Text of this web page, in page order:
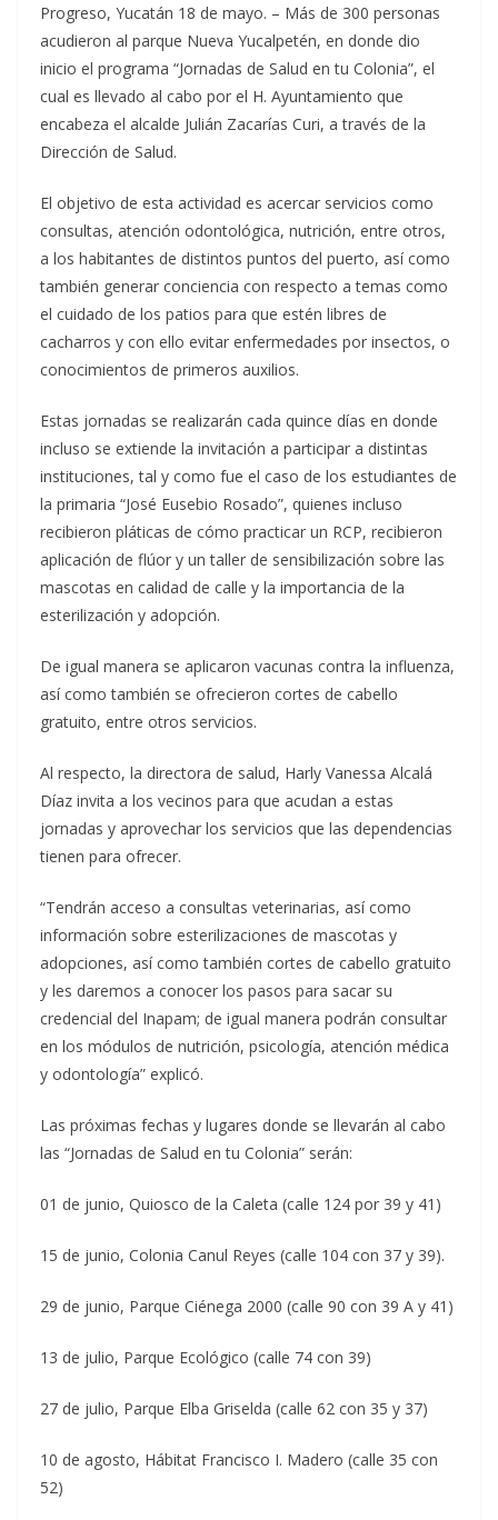
Progreso, Yucatán 18 de mayo. – Más de 300 personas
acudieron al parque Nueva Yucalpetén, en donde dio
inicio el programa “Jornadas de Salud en tu Colonia”, el
cual es llevado al cabo por el H. Ayuntamiento que
encabeza el alcalde Julián Zacarías Curi, a través de la
Dirección de Salud.
El objetivo de esta actividad es acercar servicios como
consultas, atención odontológica, nutrición, entre otros,
a los habitantes de distintos puntos del puerto, así como
también generar conciencia con respecto a temas como
el cuidado de los patios para que estén libres de
cacharros y con ello evitar enfermedades por insectos, o
conocimientos de primeros auxilios.
Estas jornadas se realizarán cada quince días en donde
incluso se extiende la invitación a participar a distintas
instituciones, tal y como fue el caso de los estudiantes de
la primaria “José Eusebio Rosado”, quienes incluso
recibieron pláticas de cómo practicar un RCP, recibieron
aplicación de flúor y un taller de sensibilización sobre las
mascotas en calidad de calle y la importancia de la
esterilización y adopción.
De igual manera se aplicaron vacunas contra la influenza,
así como también se ofrecieron cortes de cabello
gratuito, entre otros servicios.
Al respecto, la directora de salud, Harly Vanessa Alcalá
Díaz invita a los vecinos para que acudan a estas
jornadas y aprovechar los servicios que las dependencias
tienen para ofrecer.
“Tendrán acceso a consultas veterinarias, así como
información sobre esterilizaciones de mascotas y
adopciones, así como también cortes de cabello gratuito
y les daremos a conocer los pasos para sacar su
credencial del Inapam; de igual manera podrán consultar
en los módulos de nutrición, psicología, atención médica
y odontología” explicó.
Las próximas fechas y lugares donde se llevarán al cabo
las “Jornadas de Salud en tu Colonia” serán:
01 de junio, Quiosco de la Caleta (calle 124 por 39 y 41)
15 de junio, Colonia Canul Reyes (calle 104 con 37 y 39).
29 de junio, Parque Ciénega 2000 (calle 90 con 39 A y 41)
13 de julio, Parque Ecológico (calle 74 con 39)
27 de julio, Parque Elba Griselda (calle 62 con 35 y 37)
10 de agosto, Hábitat Francisco I. Madero (calle 35 con
52)